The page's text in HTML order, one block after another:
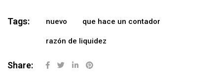
Tags: nuevo que hace un contador
razón de liquidez
Share: